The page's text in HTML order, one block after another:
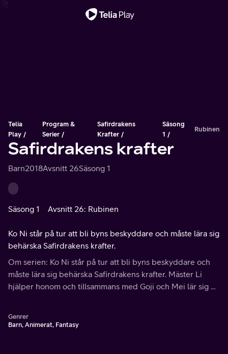
Telia
Play
Program &
Serier
Safirdrakens
Krafter
Säsong
1
Rubinen
Safirdrakens krafter
Barn2018Avsnitt 26Säsong 1
Säsong 1 Avsnitt 26: Rubinen
Ko Ni står på tur att bli byns beskyddare och måste lära sig
behärska Safirdrakens krafter.
Om serien: Ko Ni står på tur att bli byns beskyddare och
måste lära sig behärska Safirdrakens krafter. Mäster Li
hjälper honom och tillsammans med Goji och Mei lär sig Ko
Genrer
Barn, Animerat, Fantasy